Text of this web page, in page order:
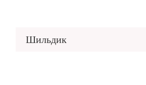
Шильдик